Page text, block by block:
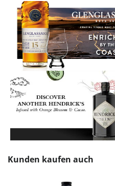
Produktgalerie überspringen
Kunden kaufen auch